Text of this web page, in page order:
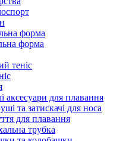
форма
форма
теніс
аксесуари для плавання
та затискачі для носа
для плавання
трубка